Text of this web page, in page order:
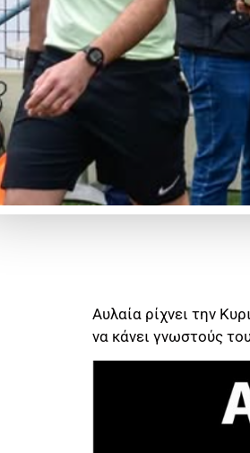
Αυλαία ρίχνει την
να κάνει γνωστούς